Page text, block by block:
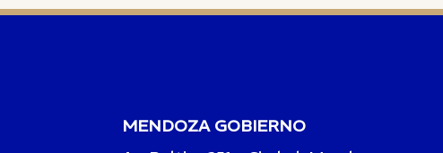
MENDOZA GOBIERNO